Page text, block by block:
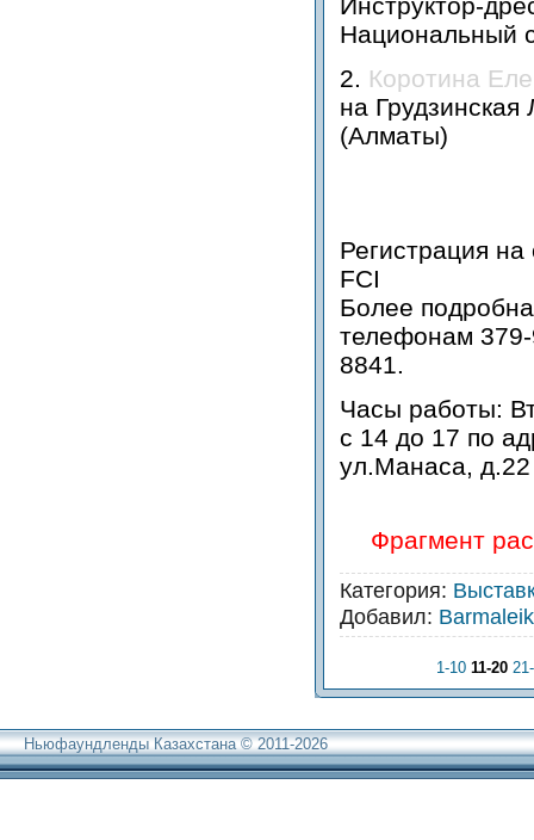
Национальный
2. Коротина
на
(Алматы)
Регистрация
FCI
Более
телефонам
8841.
Часы работы:
с 14 до 17 по
ул.Манаса,
Фрагмент
Категория:
Добавил:
1-10 11-20
Ньюфаундленды Казахстана © 2011-2026